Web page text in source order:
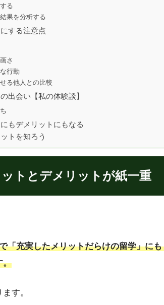
る
果を分析する
する注意点
さ
行動
る他人との比較
出会い【私の体験談】
もデメリットにもなる
トを知ろう
トとデメリットが紙一重
「充実したメリットだらけの留学」に
。
す。